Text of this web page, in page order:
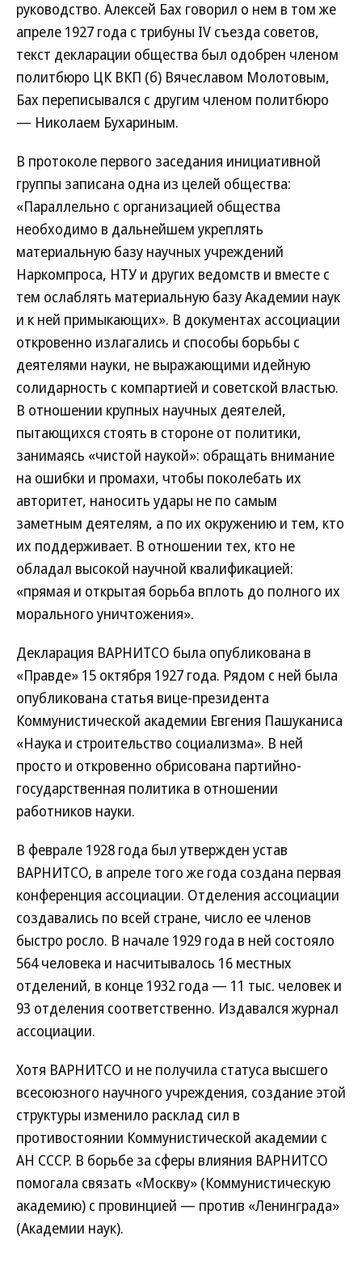
руководство. Алексей Бах говорил о нем в том же
апреле 1927 года с трибуны IV съезда советов,
текст декларации общества был одобрен членом
политбюро ЦК ВКП (б) Вячеславом Молотовым,
Бах переписывался с другим членом политбюро
— Николаем Бухариным.
В протоколе первого заседания инициативной
группы записана одна из целей общества:
«Параллельно с организацией общества
необходимо в дальнейшем укреплять
материальную базу научных учреждений
Наркомпроса, НТУ и других ведомств и вместе с
тем ослаблять материальную базу Академии наук
и к ней примыкающих». В документах ассоциации
откровенно излагались и способы борьбы с
деятелями науки, не выражающими идейную
солидарность с компартией и советской властью.
В отношении крупных научных деятелей,
пытающихся стоять в стороне от политики,
занимаясь «чистой наукой»: обращать внимание
на ошибки и промахи, чтобы поколебать их
авторитет, наносить удары не по самым
заметным деятелям, а по их окружению и тем, кто
их поддерживает. В отношении тех, кто не
обладал высокой научной квалификацией:
«прямая и открытая борьба вплоть до полного их
морального уничтожения».
Декларация ВАРНИТСО была опубликована в
«Правде» 15 октября 1927 года. Рядом с ней была
опубликована статья вице-президента
Коммунистической академии Евгения Пашуканиса
«Наука и строительство социализма». В ней
просто и откровенно обрисована партийно-
государственная политика в отношении
работников науки.
В феврале 1928 года был утвержден устав
ВАРНИТСО, в апреле того же года создана первая
конференция ассоциации. Отделения ассоциации
создавались по всей стране, число ее членов
быстро росло. В начале 1929 года в ней состояло
564 человека и насчитывалось 16 местных
отделений, в конце 1932 года — 11 тыс. человек и
93 отделения соответственно. Издавался журнал
ассоциации.
Хотя ВАРНИТСО и не получила статуса высшего
всесоюзного научного учреждения, создание этой
структуры изменило расклад сил в
противостоянии Коммунистической академии с
АН СССР. В борьбе за сферы влияния ВАРНИТСО
помогала связать «Москву» (Коммунистическую
академию) с провинцией — против «Ленинграда»
(Академии наук).